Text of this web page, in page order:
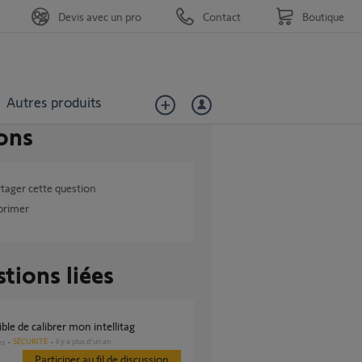
Autres produits
Devis avec un pro Contact Boutique
cette question
liées
de calibrer mon intellitag
SÉCURITÉ il y a plus d'un an
Participer au fil de discussion